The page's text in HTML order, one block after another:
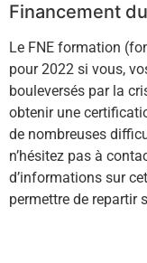
Financement
Le FNE formation
pour 2022 si vous,
bouleversés par la
obtenir une
de nombreuses
n’hésitez pas à
d’informations sur
permettre de repartir